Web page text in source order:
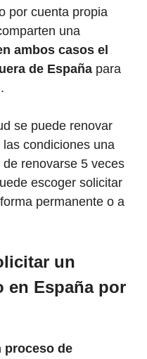
por cuenta propia
una
ambos casos el
de España para
se puede renovar
condiciones una
renovarse 5 veces
escoger solicitar
permanente o a
un
en España por
proceso de